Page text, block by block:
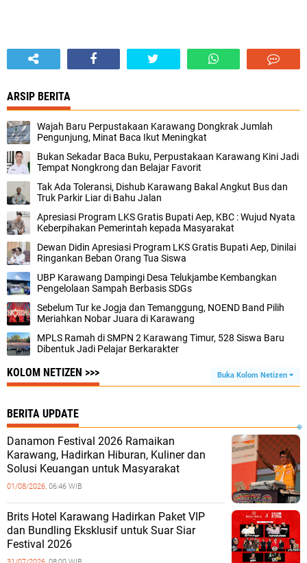
ARSIP BERITA
Wajah Baru Perpustakaan Karawang Dongkrak Jumlah
Pengunjung, Minat Baca Ikut Meningkat
Bukan Sekadar Baca Buku, Perpustakaan Karawang Kini Jadi
Tempat Nongkrong dan Belajar Favorit
Tak Ada Toleransi, Dishub Karawang Bakal Angkut Bus dan
Truk Parkir Liar di Bahu Jalan
Apresiasi Program LKS Gratis Bupati Aep, KBC : Wujud Nyata
Keberpihakan Pemerintah kepada Masyarakat
Dewan Didin Apresiasi Program LKS Gratis Bupati Aep, Dinilai
Ringankan Beban Orang Tua Siswa
UBP Karawang Dampingi Desa Telukjambe Kembangkan
Pengelolaan Sampah Berbasis SDGs
Sebelum Tur ke Jogja dan Temanggung, NOEND Band Pilih
Meriahkan Nobar Juara di Karawang
MPLS Ramah di SMPN 2 Karawang Timur, 528 Siswa Baru
Dibentuk Jadi Pelajar Berkarakter
KOLOM NETIZEN >>> Buka Kolom Netizen
BERITA UPDATE
Danamon Festival 2026 Ramaikan
Karawang, Hadirkan Hiburan, Kuliner dan
Solusi Keuangan untuk Masyarakat
01/08/2026, 06:46 WIB
Brits Hotel Karawang Hadirkan Paket VIP
dan Bundling Eksklusif untuk Suar Siar
Festival 2026